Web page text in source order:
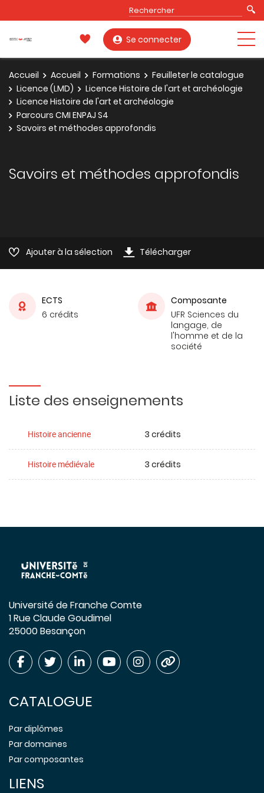
Se connecter
Accueil Accueil Formations
Feuilleter le catalogue
Licence (LMD)
Licence Histoire de l'art et archéologie
Licence Histoire de l'art et archéologie
Parcours CMI ENPAJ S4
Savoirs et méthodes approfondis
Savoirs et méthodes approfondis
Ajouter à la sélection Télécharger
ECTS
6 crédits
Composante
UFR Sciences du
langage, de
l'homme et de la
société
Liste des enseignements
Histoire ancienne 3 crédits
Histoire médiévale 3 crédits
Université de Franche Comte
1 Rue Claude Goudimel
25000 Besançon
CATALOGUE
Par diplômes
Par domaines
Par composantes
LIENS